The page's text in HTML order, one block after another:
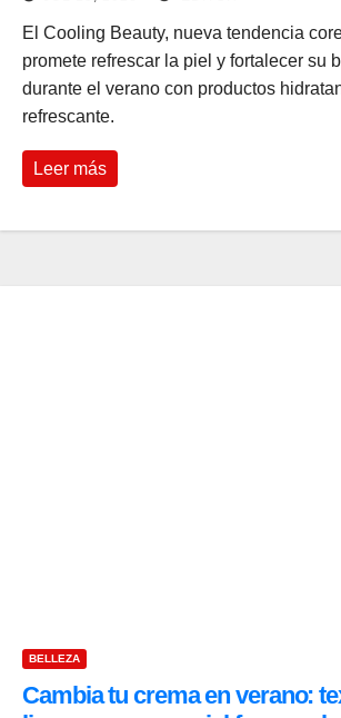
El Cooling Beauty, nueva tendencia
promete refrescar la piel y fortalecer su
durante el verano con productos
refrescante.
Leer más
BELLEZA
Cambia tu crema en verano: